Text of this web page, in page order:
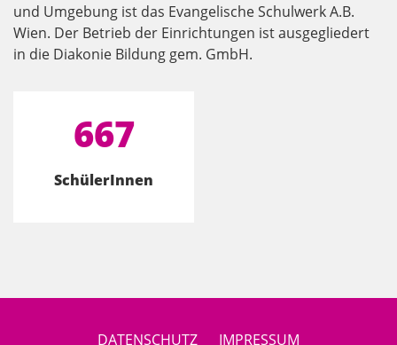
und Umgebung ist das Evangelische Schulwerk A.B.
Wien. Der Betrieb der Einrichtungen ist ausgegliedert
in die Diakonie Bildung gem. GmbH.
667
SchülerInnen
DATENSCHUTZ IMPRESSUM